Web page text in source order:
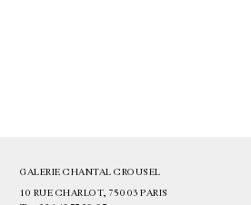
GALERIE CHANTAL CROUSEL
10 RUE CHARLOT, 75003 PARIS